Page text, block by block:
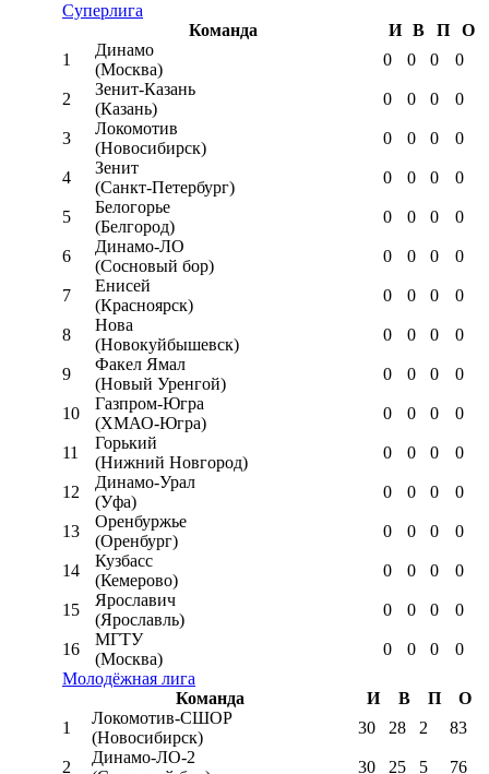
Суперлига
Команда
И В П
О
1
Динамо
(Москва)
0 0 0 0
2
Зенит-Казань
(Казань)
0 0 0 0
3
Локомотив
(Новосибирск)
0 0 0 0
4
Зенит
(Санкт-Петербург)
0 0 0 0
5
Белогорье
(Белгород)
0 0 0 0
6
Динамо-ЛО
(Сосновый бор)
0 0 0 0
7
Енисей
(Красноярск)
0 0 0 0
8
Нова
(Новокуйбышевск)
0 0 0 0
9
Факел Ямал
(Новый Уренгой)
0 0 0 0
10
Газпром-Югра
(ХМАО-Югра)
0 0 0 0
11
Горький
(Нижний Новгород)
0 0 0 0
12
Динамо-Урал
(Уфа)
0 0 0 0
13
Оренбуржье
(Оренбург)
0 0 0 0
14
Кузбасс
(Кемерово)
0 0 0 0
15
Ярославич
(Ярославль)
0 0 0 0
16
МГТУ
(Москва)
0 0 0
0
Молодёжная лига
Команда
И В П
О
1
Локомотив-CШОР
(Новосибирск)
30 28 2 83
2
Динамо-ЛО-2
30 25 5 76